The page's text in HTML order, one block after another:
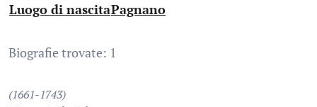
Luogo di nascita
:Pagnano
Biografie trovate: 1
(1661-1743)